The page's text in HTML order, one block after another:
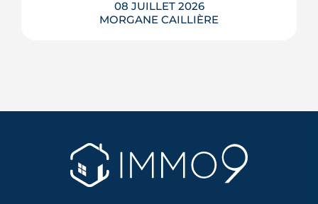
08 JUILLET 2026
MORGANE CAILLIÈRE
choc énergétique. L'effet sur les crédits
immobiliers reste limité à court terme,
les banques ayant anticipé la décision,
mais une ...